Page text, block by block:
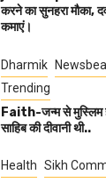
करने का सुनहरा मौका,
कमाएं।
Dharmik
Trending
Faith-जन्म से मुस्लिम
साहिब की दीवानी थी..
Health Sikh